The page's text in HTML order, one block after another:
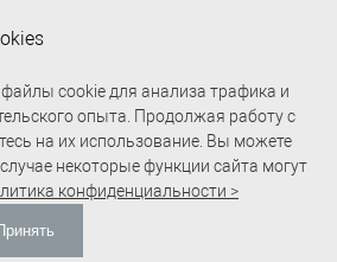
cookie для анализа трафика и
опыта. Продолжая работу с
на их использование. Вы можете
некоторые функции сайта могут
конфиденциальности >